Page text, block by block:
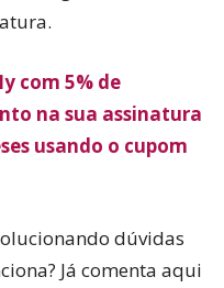
com 5% de
na sua assinatura
usando o cupom
dúvidas
Já comenta aqui